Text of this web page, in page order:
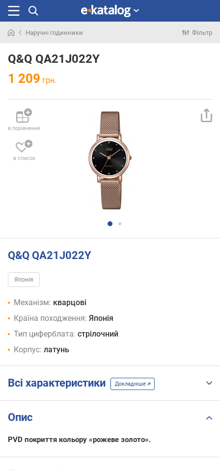
раніше
Наручні годинники Фільтр
Q&Q QA21J022Y
1 209 грн.
в порівняння
в список
Q&Q QA21J022Y
Японія
Механізм: кварцові
Країна походження: Японія
Тип циферблата: стрілочний
Корпус: латунь
Всі характеристики Докладніше
Опис
PVD покриття кольору «рожеве золото».